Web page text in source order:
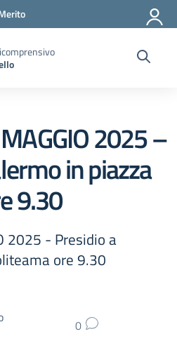
2025 –
in piazza
9.30
2025 - Presidio a
ore 9.30
0